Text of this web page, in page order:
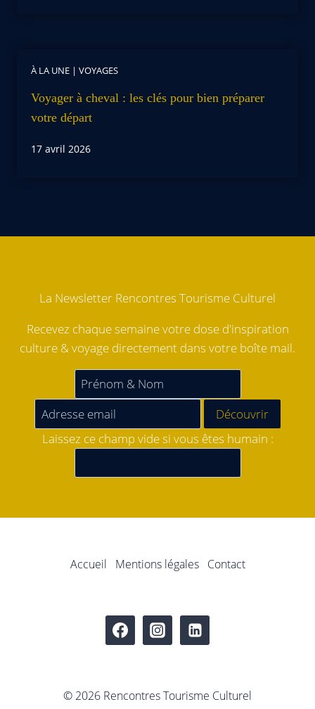
À LA UNE | VOYAGES
Voyager à cheval : les clés pour bien préparer
votre départ
17 avril 2026
La Newsletter Rencontres Tourisme Culturel
Recevez chaque semaine votre dose d'inspiration
culture & voyage directement dans votre boîte mail.
Laissez ce champ vide si vous êtes humain :
Accueil Mentions légales Contact
© 2026 Rencontres Tourisme Culturel